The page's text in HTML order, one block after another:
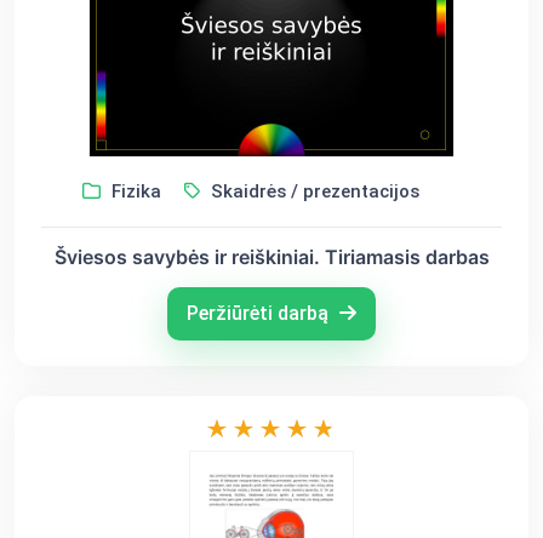
Fizika Skaidrės / prezentacijos
Šviesos savybės ir reiškiniai. Tiriamasis darbas
Peržiūrėti darbą